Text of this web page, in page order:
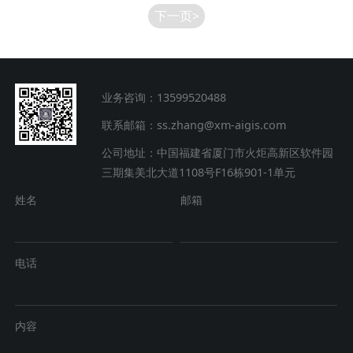
下一页>
业务咨询：13599520488
联系邮箱：ss.zhang@xm-aigis.com
公司地址：中国福建省厦门市火炬高新区软件园
三期集美北大道1108号F16栋901-1单元
姓名
邮箱
电话
内容